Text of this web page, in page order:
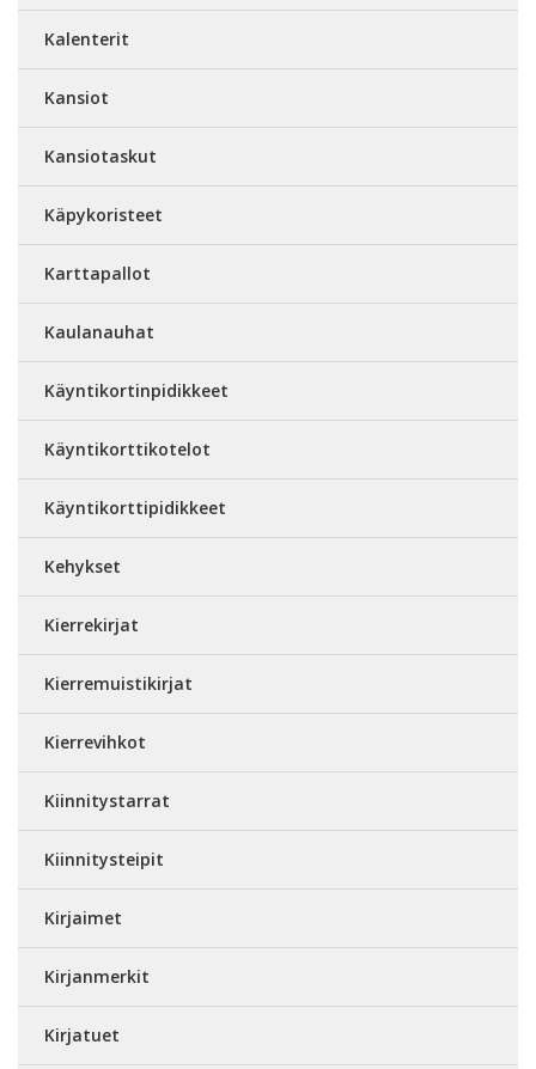
Kalenterit
Kansiot
Kansiotaskut
Käpykoristeet
Karttapallot
Kaulanauhat
Käyntikortinpidikkeet
Käyntikorttikotelot
Käyntikorttipidikkeet
Kehykset
Kierrekirjat
Kierremuistikirjat
Kierrevihkot
Kiinnitystarrat
Kiinnitysteipit
Kirjaimet
Kirjanmerkit
Kirjatuet